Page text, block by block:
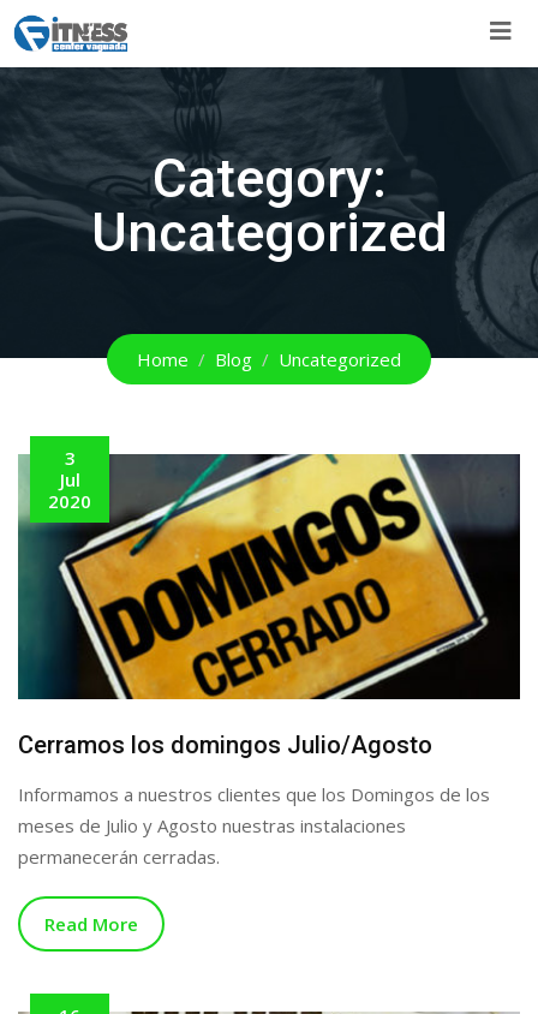
Skip
to
content
Category:
Uncategorized
Home Blog Uncategorized
3
Jul
2020
Cerramos los domingos Julio/Agosto
Informamos a nuestros clientes que los Domingos de los
meses de Julio y Agosto nuestras instalaciones
permanecerán cerradas.
Read More